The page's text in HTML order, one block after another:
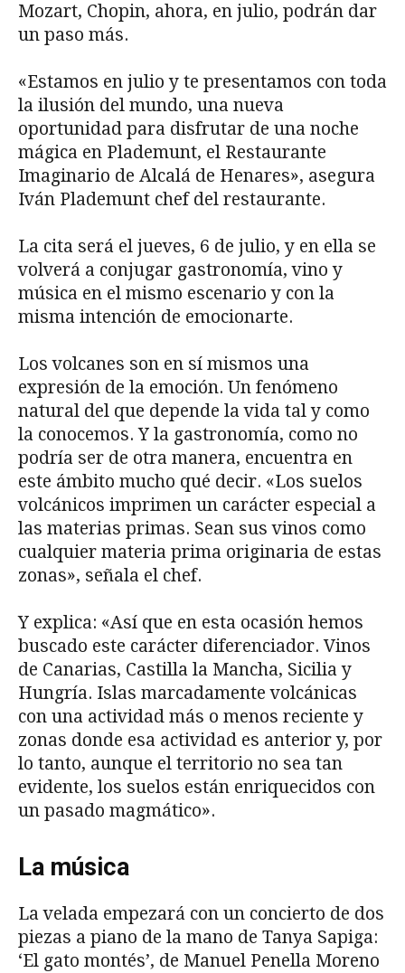
Mozart, Chopin, ahora, en julio, podrán dar
un paso más.
«Estamos en julio y te presentamos con toda
la ilusión del mundo, una nueva
oportunidad para disfrutar de una noche
mágica en Plademunt, el Restaurante
Imaginario de Alcalá de Henares», asegura
Iván Plademunt chef del restaurante.
La cita será el jueves, 6 de julio, y en ella se
volverá a conjugar gastronomía, vino y
música en el mismo escenario y con la
misma intención de emocionarte.
Los volcanes son en sí mismos una
expresión de la emoción. Un fenómeno
natural del que depende la vida tal y como
la conocemos. Y la gastronomía, como no
podría ser de otra manera, encuentra en
este ámbito mucho qué decir. «Los suelos
volcánicos imprimen un carácter especial a
las materias primas. Sean sus vinos como
cualquier materia prima originaria de estas
zonas», señala el chef.
Y explica: «Así que en esta ocasión hemos
buscado este carácter diferenciador. Vinos
de Canarias, Castilla la Mancha, Sicilia y
Hungría. Islas marcadamente volcánicas
con una actividad más o menos reciente y
zonas donde esa actividad es anterior y, por
lo tanto, aunque el territorio no sea tan
evidente, los suelos están enriquecidos con
un pasado magmático».
La música
La velada empezará con un concierto de dos
piezas a piano de la mano de Tanya Sapiga:
‘El gato montés’, de Manuel Penella Moreno